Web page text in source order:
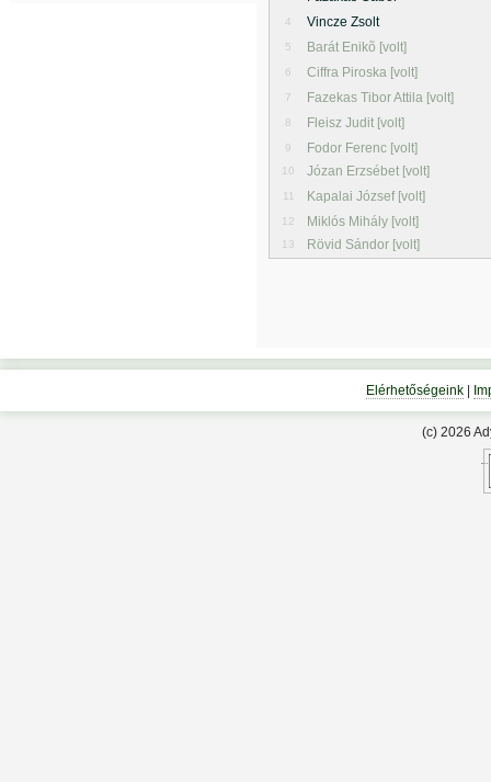
4 Vincze Zsolt
5 Barát Enikõ [volt]
6 Ciffra Piroska [volt]
7 Fazekas Tibor Attila [volt]
8 Fleisz Judit [volt]
9 Fodor Ferenc [volt]
10 Józan Erzsébet [volt]
11 Kapalai József [volt]
12 Miklós Mihály [volt]
13 Rövid Sándor [volt]
Elérhetőségeink|
(c) 2026